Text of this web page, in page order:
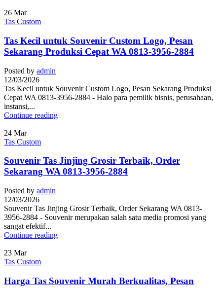
26 Mar
Tas Custom
Tas Kecil untuk Souvenir Custom Logo, Pesan
Sekarang Produksi Cepat WA 0813-3956-2884
Posted by admin
12/03/2026
Tas Kecil untuk Souvenir Custom Logo, Pesan Sekarang Produksi
Cepat WA 0813-3956-2884 - Halo para pemilik bisnis, perusahaan,
instansi,...
Continue reading
24 Mar
Tas Custom
Souvenir Tas Jinjing Grosir Terbaik, Order
Sekarang WA 0813-3956-2884
Posted by admin
12/03/2026
Souvenir Tas Jinjing Grosir Terbaik, Order Sekarang WA 0813-
3956-2884 - Souvenir merupakan salah satu media promosi yang
sangat efektif...
Continue reading
23 Mar
Tas Custom
Harga Tas Souvenir Murah Berkualitas, Pesan